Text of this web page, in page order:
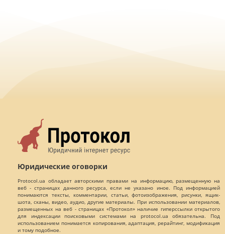
Юридические оговорки
Protocol.ua обладает авторскими правами на информацию, размещенную на
веб - страницах данного ресурса, если не указано иное. Под информацией
понимаются тексты, комментарии, статьи, фотоизображения, рисунки, ящик-
шота, сканы, видео, аудио, другие материалы. При использовании материалов,
размещенных на веб - страницах «Протокол» наличие гиперссылки открытого
для индексации поисковыми системами на protocol.ua обязательна. Под
использованием понимается копирования, адаптация, рерайтинг, модификация
и тому подобное.